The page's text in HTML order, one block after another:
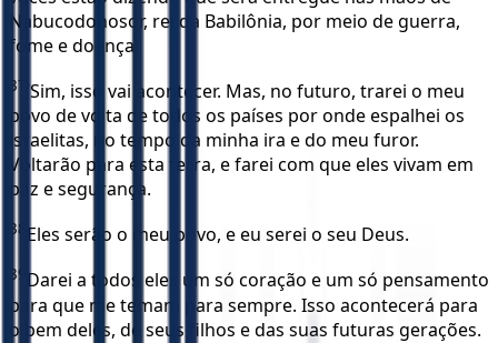
Nabucodonosor, rei da Babilônia, por meio de guerra,
fome e doença:
37 ‘Sim, isso vai acontecer. Mas, no futuro, trarei o meu
povo de volta de todos os países por onde espalhei os
israelitas, no tempo da minha ira e do meu furor.
Voltarão para esta terra, e farei com que eles vivam em
paz e segurança.
38 Eles serão o meu povo, e eu serei o seu Deus.
39 Darei a todos eles um só coração e um só pensamento
para que me temam para sempre. Isso acontecerá para
o bem deles, de seus filhos e das suas futuras gerações.